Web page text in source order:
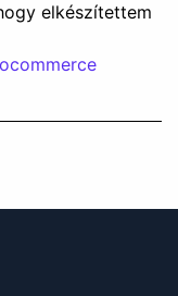
elkészítettem